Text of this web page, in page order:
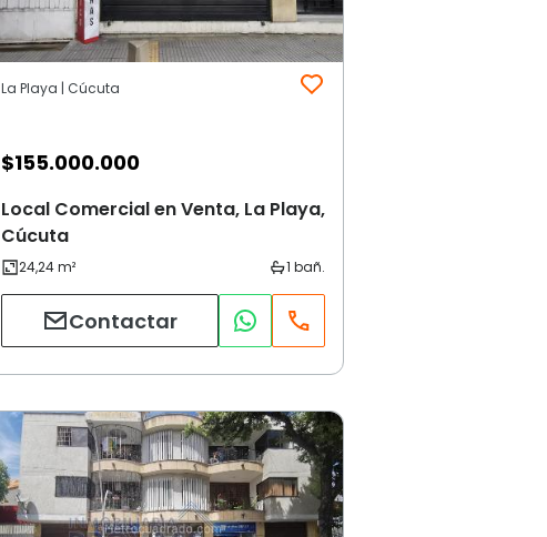
La Playa | Cúcuta
$155.000.000
Local Comercial en Venta, La Playa,
Cúcuta
Contactar